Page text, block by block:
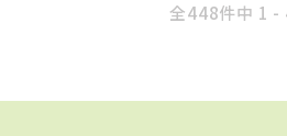
全448件中 1 -